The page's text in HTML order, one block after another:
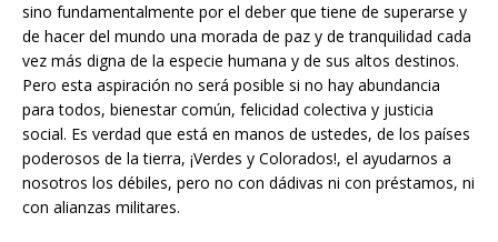
sino fundamentalmente por el deber que tiene de superarse y
de hacer del mundo una morada de paz y de tranquilidad cada
vez más digna de la especie humana y de sus altos destinos.
Pero esta aspiración no será posible si no hay abundancia
para todos, bienestar común, felicidad colectiva y justicia
social. Es verdad que está en manos de ustedes, de los países
poderosos de la tierra, ¡Verdes y Colorados!, el ayudarnos a
nosotros los débiles, pero no con dádivas ni con préstamos, ni
con alianzas militares.